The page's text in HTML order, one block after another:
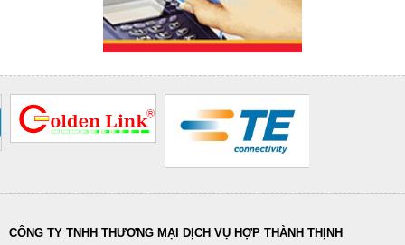
CÔNG TY TNHH THƯƠNG MẠI DỊCH VỤ HỢP THÀNH THỊNH